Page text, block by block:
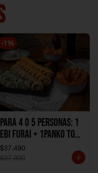
-1 %
Para 4 o 5 personas: 1
Ebi Furai + 1Panko Tori
+ 1Snow Kani +
1California Sake +
$37.490
$37.990